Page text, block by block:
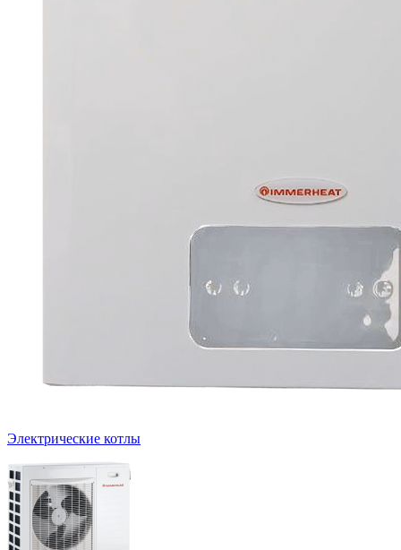
Электрические котлы